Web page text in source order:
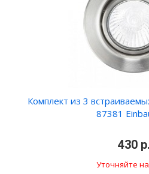
Комплект из 3
87381
430 р.
Уточняйте